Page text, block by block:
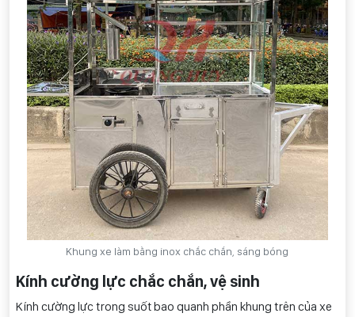
Khung xe làm bằng inox chắc chắn, sáng bóng
Kính cường lực chắc chắn, vệ sinh
Kính cường lực trong suốt bao quanh phần khung trên của xe